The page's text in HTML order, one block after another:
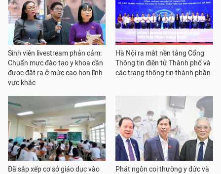
Sinh viên livestream phản cảm:
Chuẩn mực đào tạo y khoa cần
được đặt ra ở mức cao hơn lĩnh
vực khác
Hà Nội ra mắt nền tảng Cổng
Thông tin điện tử Thành phố và
các trang thông tin thành phần
Đã sắp xếp cơ sở giáo dục vào
Phát ngôn coi thường y đức và